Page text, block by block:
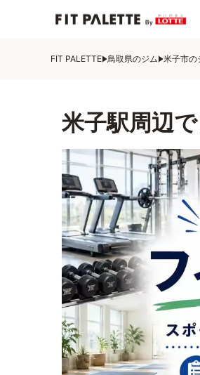
FIT PALETTE 鳥取県のジム 米子市の
米子駅周辺